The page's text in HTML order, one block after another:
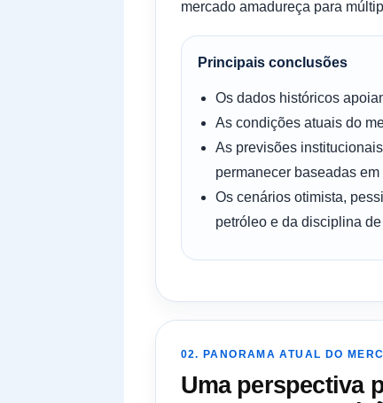
mercado amadureça para
Principais conclusões
Os dados históricos
As condições atuais do
As previsões
permanecer baseadas em
Os cenários otimista,
petróleo e da disciplina
02. PANORAMA ATUAL DO
Uma perspectiva